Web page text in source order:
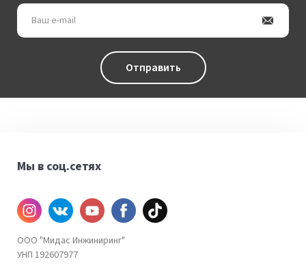
Ваш
mail
Отправить
Мы в соц.сетях
Инстаграм
ВКонтакте
YouTube
Facebook
TiKtok
ООО "Мидас Инжиниринг"
УНП 192607977